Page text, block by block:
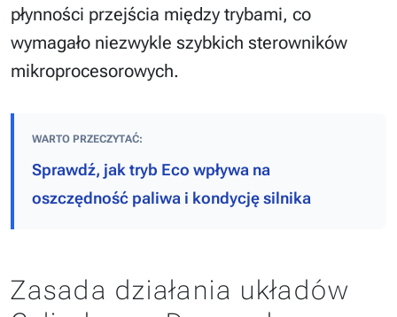
płynności przejścia między trybami, co
wymagało niezwykle szybkich sterowników
mikroprocesorowych.
WARTO PRZECZYTAĆ:
Sprawdź, jak tryb Eco wpływa na
oszczędność paliwa i kondycję silnika
Zasada działania układów